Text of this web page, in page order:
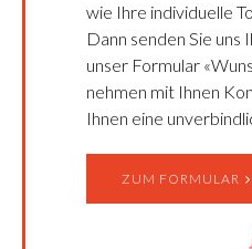
wie Ihre individuelle
Dann senden Sie uns
unser Formular
nehmen mit Ihnen
Ihnen eine
ZUM FORMULAR